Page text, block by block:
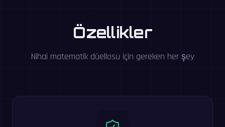
Özellikler
Nihai matematik düellosu için gereken her şey